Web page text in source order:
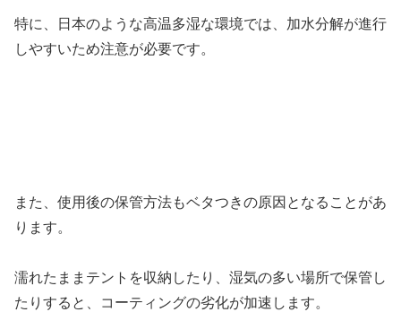
特に、日本のような高温多湿な環境では、加水分解が進行
しやすいため注意が必要です。
また、使用後の保管方法もベタつきの原因となることがあ
ります。
濡れたままテントを収納したり、湿気の多い場所で保管し
たりすると、コーティングの劣化が加速します。